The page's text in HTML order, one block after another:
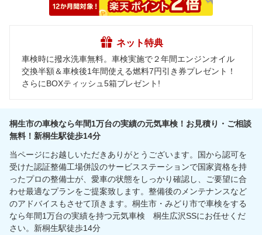
ネット特典
車検時に撥水洗車無料。車検実施で２年間エンジンオイル
交換半額＆車検後1年間使える燃料7円引き券プレゼント！
さらにBOXティッシュ5箱プレゼント!
桐生市の車検なら年間1万台の実績の元気車検！お見積り・ご相談
無料！新桐生駅徒歩14分
当ページにお越しいただきありがとうございます。国から認可を
受けた認証整備工場併設のサービスステーションで国家資格を持
ったプロの整備士が、愛車の状態をしっかり確認し、ご要望に合
わせ最適なプランをご提案致します。整備後のメンテナンスなど
のアドバイスもさせて頂きます。桐生市・みどり市で車検をする
なら年間1万台の実績を持つ元気車検 桐生広沢SSにお任せくだ
さい。新桐生駅徒歩14分